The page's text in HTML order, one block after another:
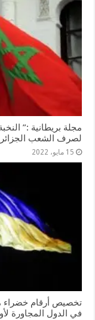
مجلة بريطانية :”
لصرف الشعب
15 مايو، 2022
تخصيص أرقام خضراء
في الدول المجاورة